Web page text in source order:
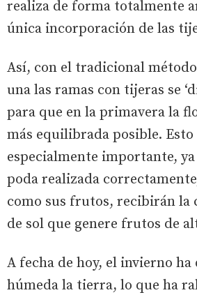
realiza de forma totalmente
única incorporación de las
Así, con el tradicional
una las ramas con tijeras se
para que en la primavera la
más equilibrada posible. Esto
especialmente importante,
poda realizada
como sus frutos, recibirán la
de sol que genere frutos de
A fecha de hoy, el invierno ha
húmeda la tierra, lo que ha